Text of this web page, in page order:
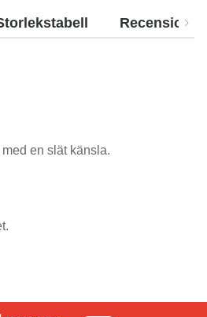
Recensioner
en slät känsla.